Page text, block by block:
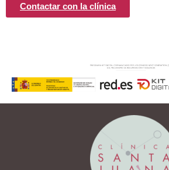
Contactar con la clínica